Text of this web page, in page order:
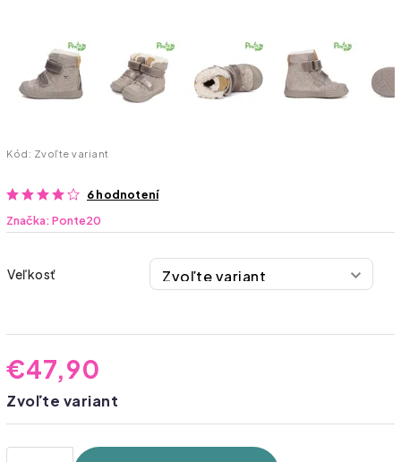
Kód: Zvoľte variant
6 hodnotení
Značka:Ponte20
Veľkosť
€47,90
Zvoľte variant